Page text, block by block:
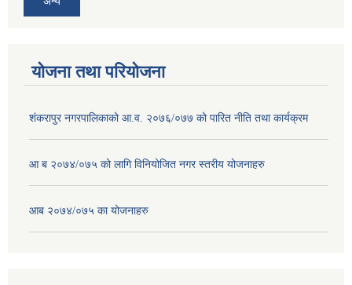
योजना तथा परियोजना
शंकरापुर नगरपालिकाको आ.व. २०७६/०७७ को पारित नीति तथा कार्यक्रम
आ ब २०७४/०७५ को लागि विनियोजित नगर स्तरीय योजनाहरु
आब २०७४/०७५ का योजनाहरु